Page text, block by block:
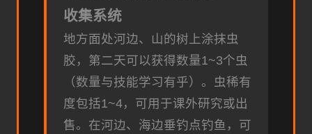
收集系统
地方面处河边、山的树上涂抹虫
胶，第二天可以获得数量1~3个虫
（数量与技能学习有乎）。虫稀有
度包括1~4，可用于课外研究或出
售。 在河边、海边垂钓点钓鱼，可